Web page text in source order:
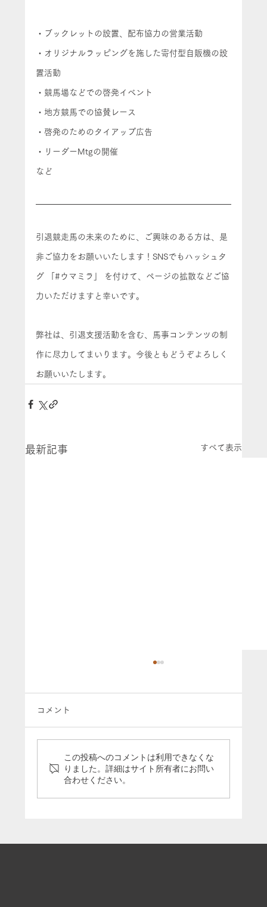
・ブックレットの設置、配布協力の営業活動
・オリジナルラッピングを施した寄付型自販機の設
置活動
・競馬場などでの啓発イベント
・地方競馬での協賛レース
・啓発のためのタイアップ広告
・リーダーMtgの開催
など
引退競走馬の未来のために、ご興味のある方は、是
非ご協力をお願いいたします！SNSでもハッシュタ
グ 「#ウマミラ」 を付けて、ページの拡散などご協
力いただけますと幸いです。
弊社は、引退支援活動を含む、馬事コンテンツの制
作に尽力してまいります。今後ともどうぞよろしく
お願いいたします。
最新記事 すべて表示
コメント
この投稿へのコメントは利用できなくな
りました。詳細はサイト所有者にお問い
合わせください。